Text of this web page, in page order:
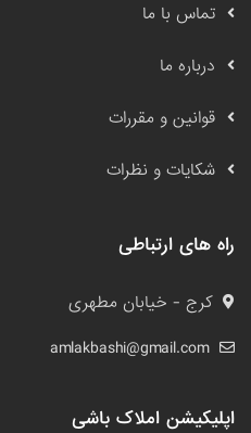
تماس با ما
درباره ما
قوانین و مقررات
شکایات و نظرات
راه های ارتباطی
کرج - خیابان مطهری
amlakbashi@gmail.com
اپلیکیشن املاک باشی